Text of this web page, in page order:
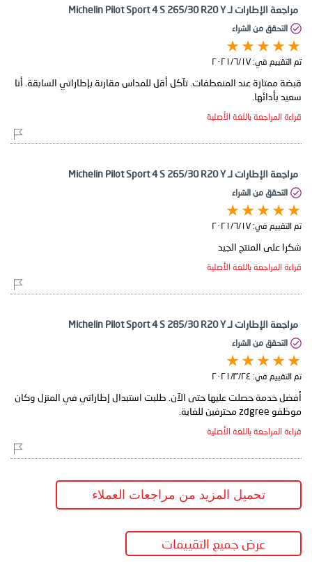
مراجعة الإطارات لـ Michelin Pilot Sport 4 S 265/30 R20 Y
التحقق من الشراء
تم التقييم في: ١٧‏/٦‏/٢٠٢١
قبضة ممتازة عند المنعطفات. تآكل أقل للمداس مقارنة بإطاراتي السابقة. أنا
سعيد بأدائها.
قراءة المراجعة باللغة الأصلية
مراجعة الإطارات لـ Michelin Pilot Sport 4 S 265/30 R20 Y
التحقق من الشراء
تم التقييم في: ١٧‏/٦‏/٢٠٢١
شكرا على المنتج الجيد
قراءة المراجعة باللغة الأصلية
مراجعة الإطارات لـ Michelin Pilot Sport 4 S 285/30 R20 Y
التحقق من الشراء
تم التقييم في: ٢٤‏/٣‏/٢٠٢١
أفضل خدمة حصلت عليها حتى الآن. طلبت استبدال إطاراتي في المنزل وكان
موظفو zdgree محترفين للغاية.
قراءة المراجعة باللغة الأصلية
تحميل المزيد من مراجعات العملاء
عرض جميع التقييمات